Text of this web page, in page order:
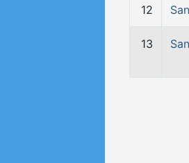
12
13